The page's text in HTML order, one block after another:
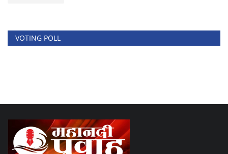
VOTING POLL